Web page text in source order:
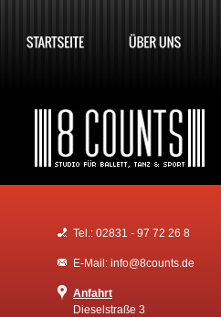
Tel.: 02831 - 97 72 26 8
E-Mail: info@8counts.de
Anfahrt
Dieselstraße 3